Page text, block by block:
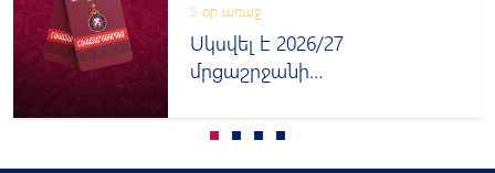
5 օր առաջ
Սկսվել է 2026/27
մրցաշրջանի